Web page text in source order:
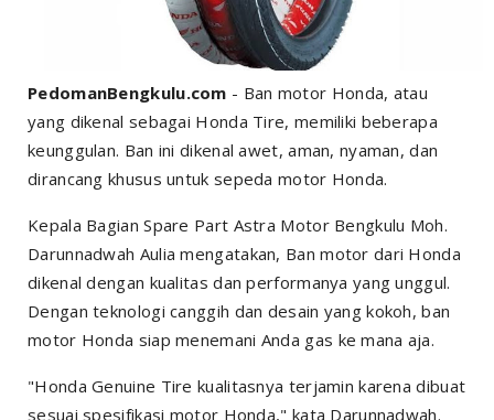
PedomanBengkulu.com - Ban motor Honda, atau
yang dikenal sebagai Honda Tire, memiliki beberapa
keunggulan. Ban ini dikenal awet, aman, nyaman, dan
dirancang khusus untuk sepeda motor Honda.
Kepala Bagian Spare Part Astra Motor Bengkulu Moh.
Darunnadwah Aulia mengatakan, Ban motor dari Honda
dikenal dengan kualitas dan performanya yang unggul.
Dengan teknologi canggih dan desain yang kokoh, ban
motor Honda siap menemani Anda gas ke mana aja.
"Honda Genuine Tire kualitasnya terjamin karena dibuat
sesuai spesifikasi motor Honda," kata Darunnadwah.